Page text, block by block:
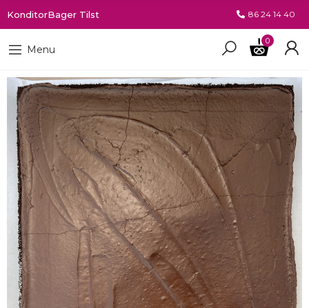
KonditorBager Tilst 86 24 14 40
Menu
0